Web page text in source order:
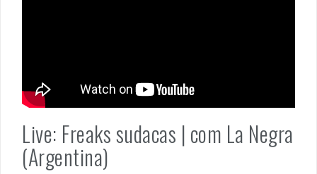
Live: Freaks sudacas | com La Negra
(Argentina)